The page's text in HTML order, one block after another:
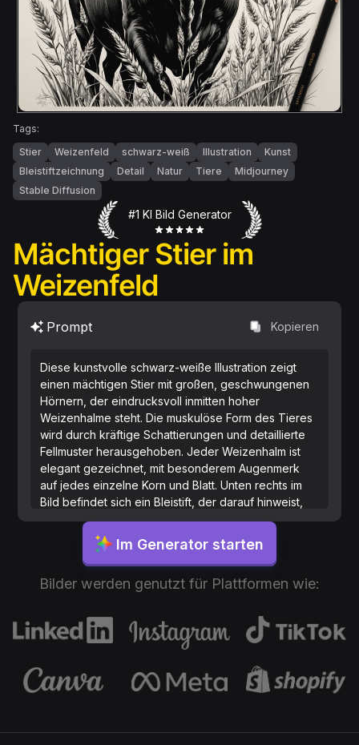
Tags:
Stier
Weizenfeld schwarz-weiß Illustration
Kunst
Bleistiftzeichnung
Detail Natur Tiere
Midjourney
Stable Diffusion
#1 KI Bild Generator
Mächtiger Stier im
Weizenfeld
Prompt Kopieren
Diese kunstvolle schwarz-weiße Illustration zeigt
einen mächtigen Stier mit großen, geschwungenen
Hörnern, der eindrucksvoll inmitten hoher
Weizenhalme steht. Die muskulöse Form des Tieres
wird durch kräftige Schattierungen und detaillierte
Fellmuster herausgehoben. Jeder Weizenhalm ist
elegant gezeichnet, mit besonderem Augenmerk
auf jedes einzelne Korn und Blatt. Unten rechts im
Bild befindet sich ein Bleistift, der darauf hinweist,
dass es sich um ein handgezeichnetes Kunstwerk
Im Generator starten
Bilder werden genutzt für Plattformen wie: